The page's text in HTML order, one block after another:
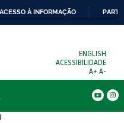
ACESSO À INFORMAÇÃO
ENGLISH
ACESSIBILIDADE
A+ A-